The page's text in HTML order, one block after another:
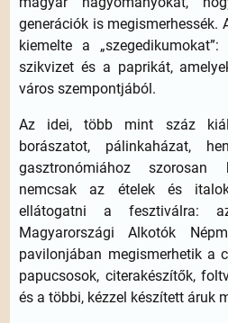
generációk is megismerhessék.
kiemelte a
szikvizet és a paprikát,
város szempontjából.
Az idei, több mint száz
borászatot, pálinkaházat,
gasztronómiához
nemcsak az ételek és
ellátogatni a fesztiválra:
Magyarországi Alkotók
pavilonjában megismerhetik a
papucsosok, citerakészítők,
és a többi, kézzel készített áruk